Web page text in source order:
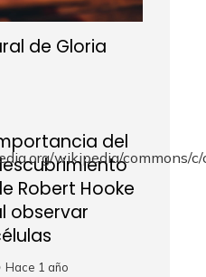
de Gloria
del
Robert Hooke
observar
Hace 1 año